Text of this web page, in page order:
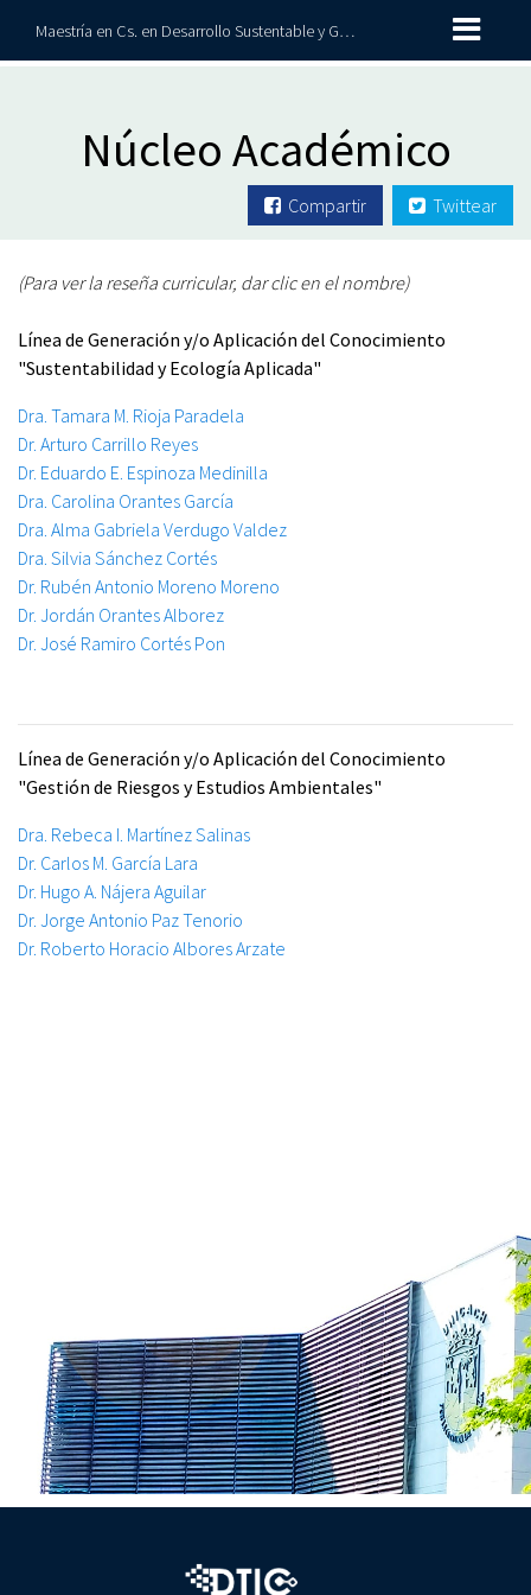
Maestría en Cs. en Desarrollo Sustentable y Gestión de Riesgos
Núcleo Académico
Compartir Twittear
(Para ver la reseña curricular, dar clic en el nombre)
Línea de Generación y/o Aplicación del Conocimiento
"Sustentabilidad y Ecología Aplicada"
Dra. Tamara M. Rioja Paradela
Dr. Arturo Carrillo Reyes
Dr. Eduardo E. Espinoza Medinilla
Dra. Carolina Orantes García
Dra. Alma Gabriela Verdugo Valdez
Dra. Silvia Sánchez Cortés
Dr. Rubén Antonio Moreno Moreno
Dr. Jordán Orantes Alborez
Dr. José Ramiro Cortés Pon
Línea de Generación y/o Aplicación del Conocimiento
"Gestión de Riesgos y Estudios Ambientales"
Dra. Rebeca I. Martínez Salinas
Dr. Carlos M. García Lara
Dr. Hugo A. Nájera Aguilar
Dr. Jorge Antonio Paz Tenorio
Dr. Roberto Horacio Albores Arzate